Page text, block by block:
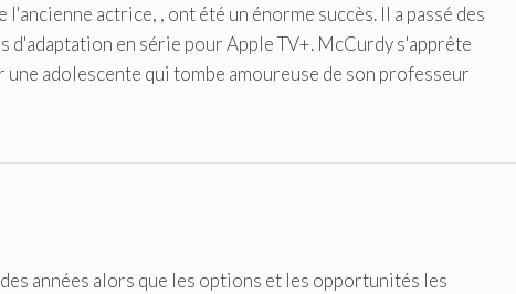
actrice, , ont été un énorme succès. Il a passé des
en série pour Apple TV+. McCurdy s'apprête
adolescente qui tombe amoureuse de son professeur
années alors que les options et les opportunités les